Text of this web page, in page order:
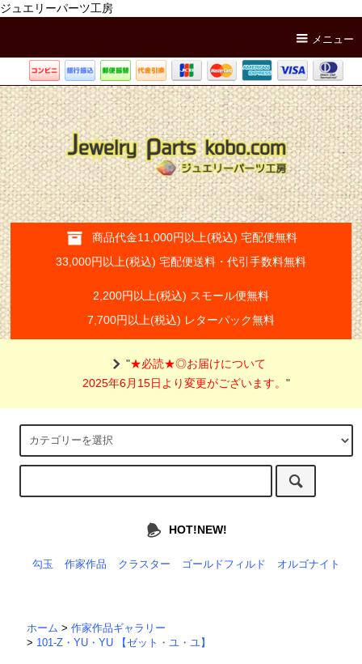
ジュエリーパーツ工房
メニュー
商品代金11,000円以上(税込) 宅配便無料
33,000円以上(税込) 宅配便送料・代引手数料無料
2,200円以上(税込) スモール便無料
7,700円以上(税込) レターパック無料
"★必読★◎お届けについて
2025年6月15日より変更がございます。"
HOT!NEW!
勾玉 作家作品 クラスター ゴールドフィルド オルゴナイト
ホーム >作家作品ギャラリー
> 101-Z・YU・YU 【ゼット・ユ・ユ】